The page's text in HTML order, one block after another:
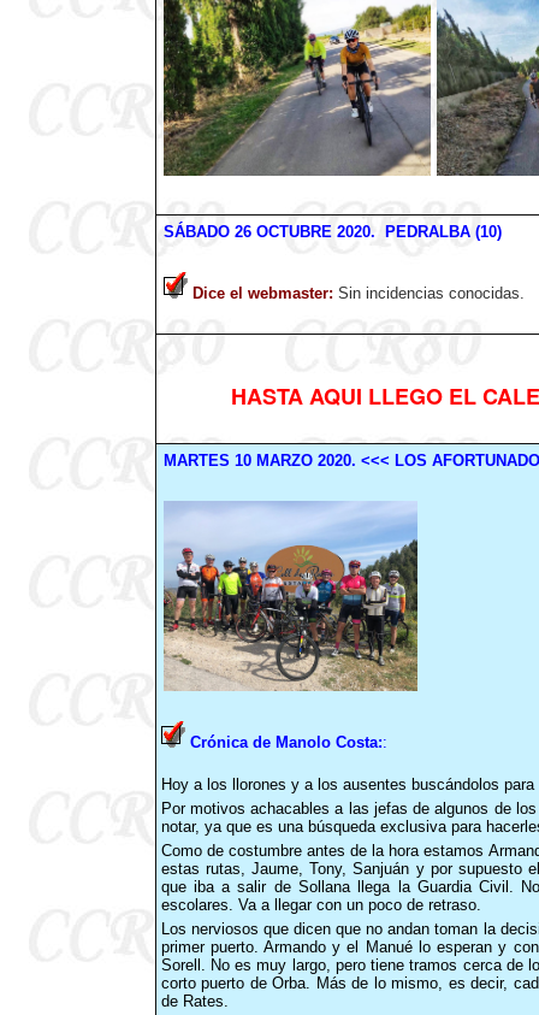
SÁBADO26OCTUBRE 2020. PEDRALBA (10)
Dice el webmaster: Sin incidencias conocidas.
HASTA AQUI LLEGO EL
MARTES 10MARZO 2020. <<< LOS
Crónica de Manolo Costa::
Hoy a los llorones y a los ausentes buscándolos
Por motivos achacables a las jefas de algunos de
notar, ya que es una búsqueda exclusiva para
Como de costumbre antes de la hora estamos
estas rutas, Jaume, Tony, Sanjuán y por supuesto
que iba a salir de Sollana llega la Guardia Civil.
escolares. Va a llegar con un poco de retraso.
Los nerviosos que dicen que no andan toman la
primer puerto. Armando y el Manué lo esperan y
Sorell. No es muy largo, pero tiene tramos cerca de
corto puerto de Orba. Más de lo mismo, es decir,
de Rates.